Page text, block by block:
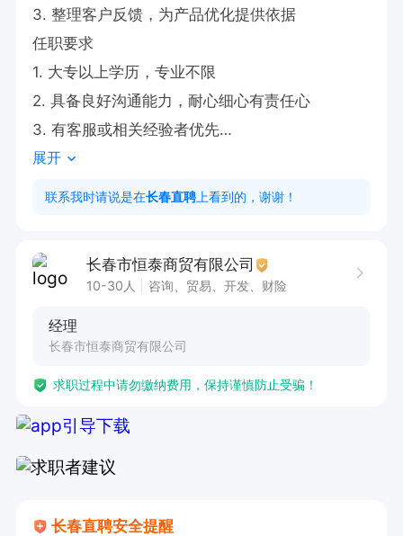
3. 整理客户反馈，为产品优化提供依据
任职要求
1. 大专以上学历，专业不限
2. 具备良好沟通能力，耐心细心有责任心
3. 有客服或相关经验者优先
工作时间：早9:00-晚8:30 提供工作餐
展开
联系我时请说是在长春直聘 上看到的，谢谢！
长春市恒泰商贸有限公司
10-30人 咨询、贸易、开发、财险
经理
长春市恒泰商贸有限公司
求职过程中请勿缴纳费用，保持谨慎防止受骗！
长春直聘安全提醒